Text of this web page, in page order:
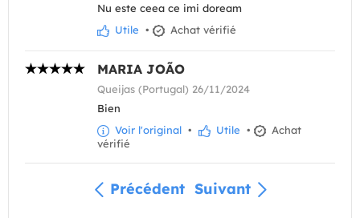
Nu este ceea ce imi doream
Utile • Achat vérifié
MARIA JOÃO
Queijas (Portugal) 26/11/2024
Bien
Voir l'original • Utile •
Achat
vérifié
Précédent Suivant